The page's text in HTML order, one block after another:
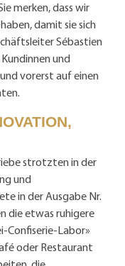
merken, dass wir
damit sie sich
Sébastien
und
vorerst auf einen
strotzten in der
und
in der Ausgabe Nr.
die etwas ruhigere
Confiserie-Labor»
oder Restaurant